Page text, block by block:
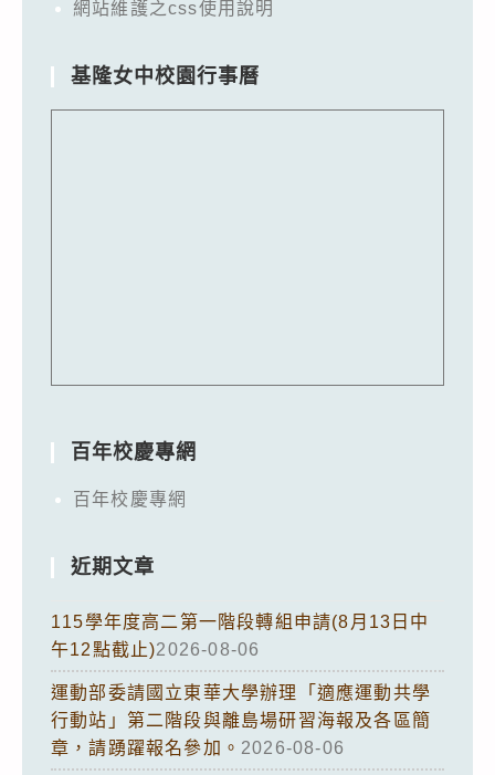
網站維護之css使用說明
基隆女中校園行事曆
百年校慶專網
百年校慶專網
近期文章
115學年度高二第一階段轉組申請(8月13日中
午12點截止)2026-08-06
運動部委請國立東華大學辦理「適應運動共學
行動站」第二階段與離島場研習海報及各區簡
章，請踴躍報名參加。 2026-08-06